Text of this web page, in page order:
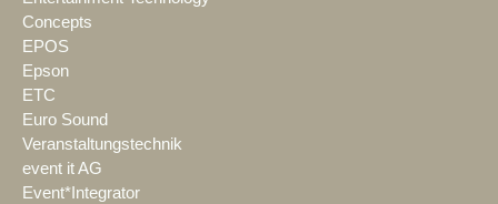
Concepts
EPOS
Epson
ETC
Euro Sound
Veranstaltungstechnik
event it AG
Event*Integrator